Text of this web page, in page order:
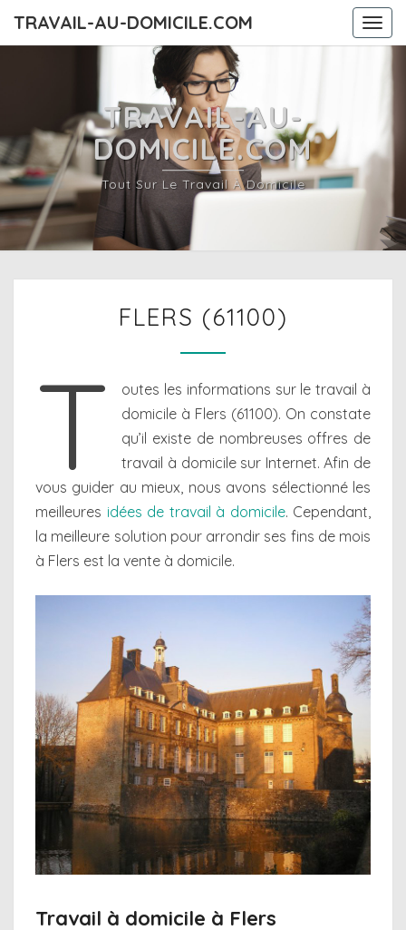
TRAVAIL-AU-DOMICILE.COM
TRAVAIL-AU-
DOMICILE.COM
Tout Sur Le Travail À Domicile
(61100)
FLERS (61100)
T
outes les informations sur le travail à
domicile à Flers (61100). On constate
qu’il existe de nombreuses offres de
travail à domicile sur Internet. Afin de
vous guider au mieux, nous avons sélectionné les
meilleures idées de travail à domicile. Cependant,
la meilleure solution pour arrondir ses fins de mois
à Flers est la vente à domicile.
Travail à domicile à Flers